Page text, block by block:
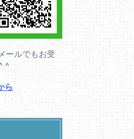
ールでもお受
^
ら